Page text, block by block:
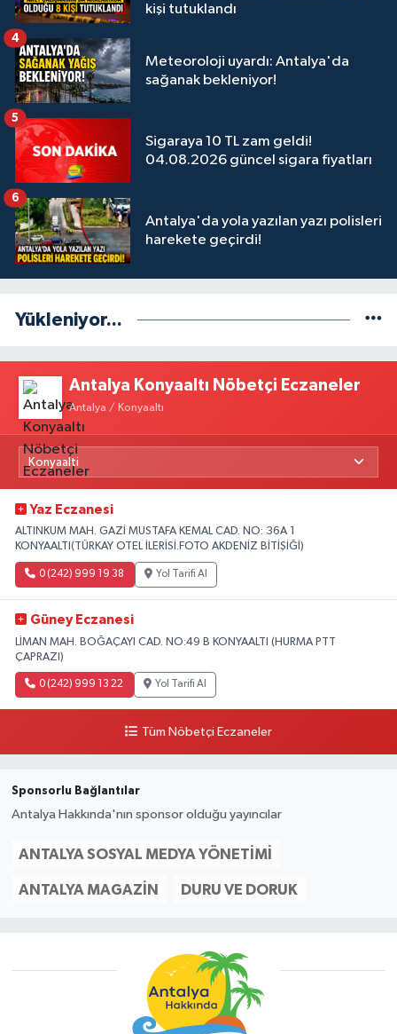
kişi tutuklandı
Meteoroloji uyardı: Antalya'da
sağanak bekleniyor!
4
Sigaraya 10 TL zam geldi!
04.08.2026 güncel sigara fiyatları
5
Antalya'da yola yazılan yazı polisleri
harekete geçirdi!
6
Yükleniyor...
Antalya Konyaaltı Nöbetçi Eczaneler
Antalya / Konyaaltı
Yaz Eczanesi
ALTINKUM MAH. GAZİ MUSTAFA KEMAL CAD. NO: 36A 1
KONYAALTI(TÜRKAY OTEL İLERİSİ.FOTO AKDENİZ BİTİŞİĞİ)
0 (242) 999 19 38 Yol Tarifi Al
Güney Eczanesi
LİMAN MAH. BOĞAÇAYI CAD. NO:49 B KONYAALTI (HURMA PTT
ÇAPRAZI)
0 (242) 999 13 22 Yol Tarifi Al
Tüm Nöbetçi Eczaneler
Sponsorlu Bağlantılar
Antalya Hakkında'nın sponsor olduğu yayıncılar
ANTALYA SOSYAL MEDYA YÖNETIMI
ANTALYA MAGAZIN DURU VE DORUK